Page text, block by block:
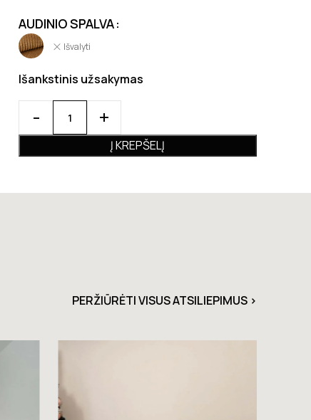
AUDINIO SPALVA
Išvalyti
Išankstinis užsakymas
Į KREPŠELĮ
PERŽIŪRĖTI VISUS ATSILIEPIMUS >